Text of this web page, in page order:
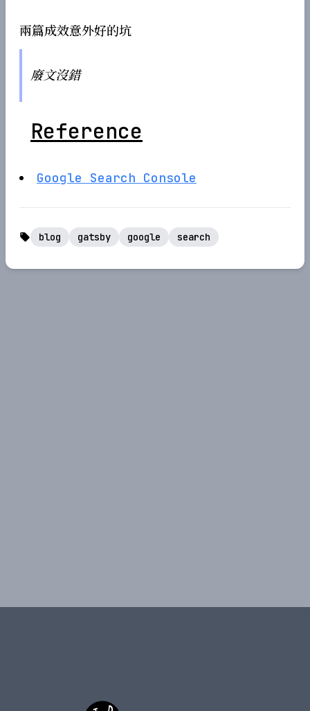
兩篇成效意外好的坑
廢文沒錯
Reference
Google Search Console
blog gatsby google search